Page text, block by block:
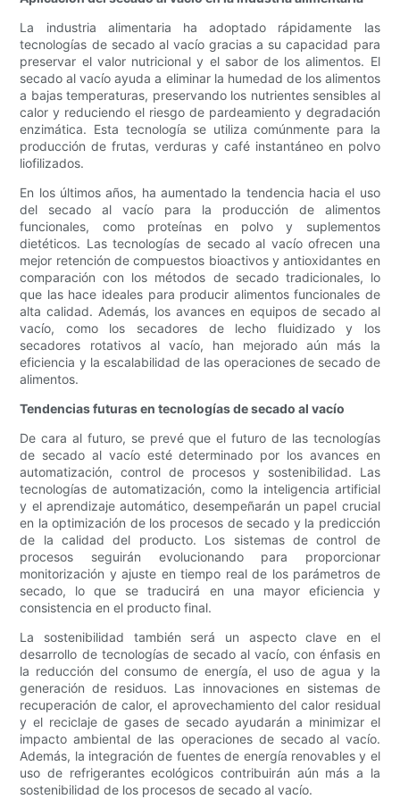
La industria alimentaria ha adoptado rápidamente las
tecnologías de secado al vacío gracias a su capacidad para
preservar el valor nutricional y el sabor de los alimentos. El
secado al vacío ayuda a eliminar la humedad de los alimentos
a bajas temperaturas, preservando los nutrientes sensibles al
calor y reduciendo el riesgo de pardeamiento y degradación
enzimática. Esta tecnología se utiliza comúnmente para la
producción de frutas, verduras y café instantáneo en polvo
liofilizados.
En los últimos años, ha aumentado la tendencia hacia el uso
del secado al vacío para la producción de alimentos
funcionales, como proteínas en polvo y suplementos
dietéticos. Las tecnologías de secado al vacío ofrecen una
mejor retención de compuestos bioactivos y antioxidantes en
comparación con los métodos de secado tradicionales, lo
que las hace ideales para producir alimentos funcionales de
alta calidad. Además, los avances en equipos de secado al
vacío, como los secadores de lecho fluidizado y los
secadores rotativos al vacío, han mejorado aún más la
eficiencia y la escalabilidad de las operaciones de secado de
alimentos.
Tendencias futuras en tecnologías de secado al vacío
De cara al futuro, se prevé que el futuro de las tecnologías
de secado al vacío esté determinado por los avances en
automatización, control de procesos y sostenibilidad. Las
tecnologías de automatización, como la inteligencia artificial
y el aprendizaje automático, desempeñarán un papel crucial
en la optimización de los procesos de secado y la predicción
de la calidad del producto. Los sistemas de control de
procesos seguirán evolucionando para proporcionar
monitorización y ajuste en tiempo real de los parámetros de
secado, lo que se traducirá en una mayor eficiencia y
consistencia en el producto final.
La sostenibilidad también será un aspecto clave en el
desarrollo de tecnologías de secado al vacío, con énfasis en
la reducción del consumo de energía, el uso de agua y la
generación de residuos. Las innovaciones en sistemas de
recuperación de calor, el aprovechamiento del calor residual
y el reciclaje de gases de secado ayudarán a minimizar el
impacto ambiental de las operaciones de secado al vacío.
Además, la integración de fuentes de energía renovables y el
uso de refrigerantes ecológicos contribuirán aún más a la
sostenibilidad de los procesos de secado al vacío.